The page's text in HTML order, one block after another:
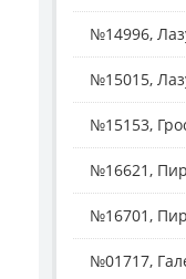
№14996,
№15015,
№15153,
№16621,
№16701,
№01717,